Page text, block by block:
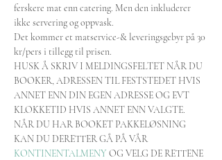
ferskere mat enn catering. Men den inkluderer
ikke servering og oppvask.
Det kommer et matservice-& leveringsgebyr på 30
kr/pers i tillegg til prisen.
HUSK Å SKRIV I MELDINGSFELTET NÅR DU
BOOKER, ADRESSEN TIL FESTSTEDET HVIS
ANNET ENN DIN EGEN ADRESSE OG EVT
KLOKKETID HVIS ANNET ENN VALGTE.
NÅR DU HAR BOOKET PAKKELØSNING
KAN DU DERETTER GÅ PÅ VÅR
KONTINENTALMENY OG VELG DE RETTENE